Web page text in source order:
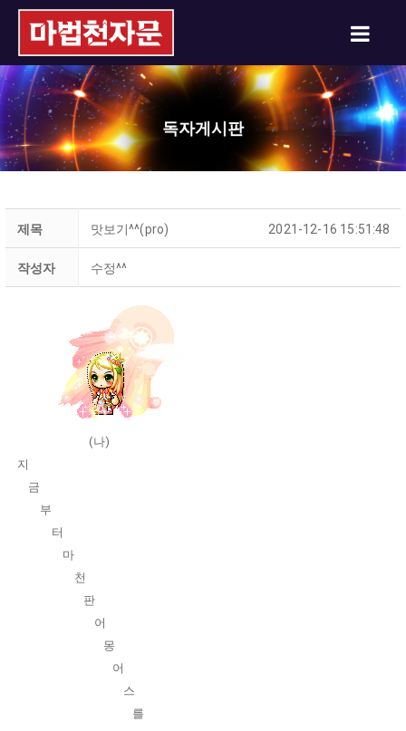
독자게시판
제목 맛보기^^(pro) 2021-12-16 15:51:48
작성자 수정^^
(나)
지
금
부
터
마
천
판
어
몽
어
스
를